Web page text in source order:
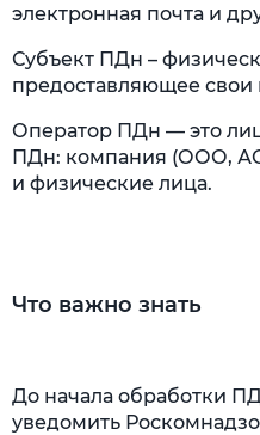
электронная почта и
Субъект ПДн –
предоставляющее
Оператор ПДн — это
ПДн: компания (ООО,
и физические лица.
Что важно знать
До начала обработки
уведомить